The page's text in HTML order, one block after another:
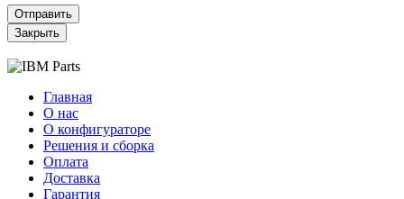
Отправить
Закрыть
Главная
О нас
О конфигураторе
Решения и сборка
Оплата
Доставка
Гарантия